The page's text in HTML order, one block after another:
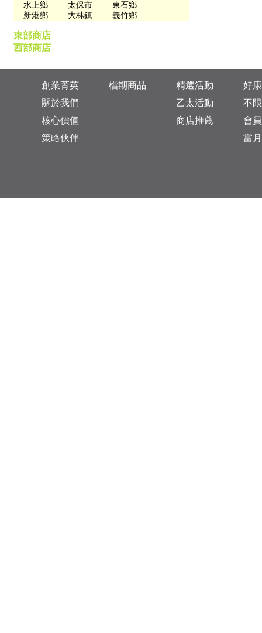
水上鄉
太保市
東石鄉
新港鄉
大林鎮 義竹鄉
東部商店
西部商店
創業菁英
關於我們
核心價值
策略伙伴
檔期商品
精選活動
乙太活動
商店推薦
好
不
會
當